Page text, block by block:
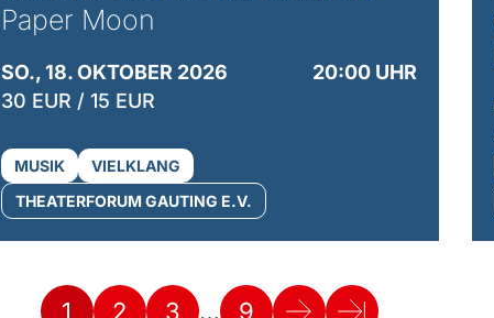
Paper Moon
SO., 18. OKTOBER 2026
20:00 UHR
30 EUR / 15 EUR
MUSIK
VIELKLANG
THEATERFORUM GAUTING E.V.
1 2 3 … 9